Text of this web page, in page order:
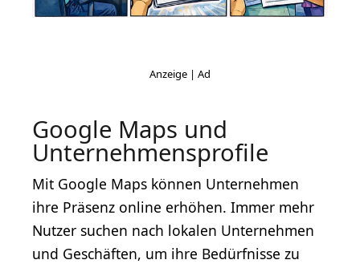
Google Maps und
Unternehmensprofile
Mit Google Maps können Unternehmen
ihre Präsenz online erhöhen. Immer mehr
Nutzer suchen nach lokalen Unternehmen
und Geschäften, um ihre Bedürfnisse zu